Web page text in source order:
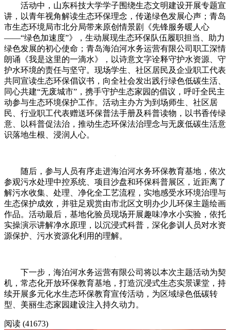
活动中，山东科技大学学子围绕生态文明建设开展专题宣
讲，以青年视角解读生态环保理念，传递绿色发展心声；青岛
市生态环境局市北分局带来原创情景剧《先锋服务暖人心
——“绿色加速度”》，生动展现生态环保队伍履职担当、助力
绿色发展的初心使命；青岛海泊河水务运营有限公司职工深情
朗诵《我是这里的一滴水》，以诗意文字诠释守护水资源、守
护水环境的责任与坚守。现场学生、社区居民及企业职工代表
共同宣读生态环保倡议书，向全社会发出践行绿色低碳生活、
同心共建“无废城市”，携手守护生态家园的倡议，呼吁全民主
动参与生态环境保护工作。活动主办方为到场师生、社区居
民、行业职工代表赠送环保普法手册及科普读物，以书香传绿
意、以科普促法治，推动生态环保法治理念与无废低碳生活意
识落地生根、浸润人心。
随后，参与人员有序走进海泊河水务环保教育基地，依次
参观污水处理中控系统、项目沙盘和环保科普展区，近距离了
解污水收集、处理、净化全工艺流程，实地感受水环境治理与
生态保护成效，并驻足观赏由市北区文明办少儿环保主题绘画
作品。活动最后，基地化验员现场开展趣味净水小实验，依托
实操演示讲解净水原理，以沉浸式科普，深化参训人员对水资
源保护、污水资源化利用的理解。
下一步，海泊河水务运营有限公司将以本次主题活动为契
机，常态化开放环保教育基地，打造沉浸式生态实景课堂，持
续开展多元化水生态环保教育宣传活动，为区域绿色低碳转
型、美丽生态家园建设注入持久动力。
阅读 (41673)